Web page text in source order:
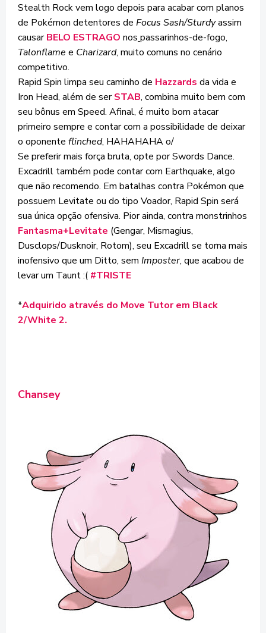
Stealth Rock vem logo depois para acabar com planos
de Pokémon detentores de Focus Sash/Sturdyassim
causarBELO ESTRAGO nos passarinhos-de-fogo,
Talonflame e Charizard, muito comuns no cenário
competitivo.
Rapid Spin limpa seu caminho de Hazzards da vida e
Iron Head, além de serSTAB, combina muito bem com
seu bônus em Speed. Afinal, é muito bom atacar
primeiro sempre e contar com a possibilidade de deixar
o oponente flinched, HAHAHAHA o/
Se preferir mais força bruta, opte por Swords Dance.
Excadrill também pode contar com Earthquake, algo
que não recomendo. Em batalhas contra Pokémon que
possuem Levitate ou do tipo Voador, Rapid Spin será
sua única opção ofensiva. Pior ainda, contra monstrinhos
Fantasma+Levitate (Gengar, Mismagius,
Dusclops/Dusknoir, Rotom), seu Excadrill se torna mais
inofensivo que um Ditto, sem Imposter, que acabou de
levar um Taunt :( #TRISTE
*Adquirido através do Move Tutor em Black
2/White 2.
Chansey